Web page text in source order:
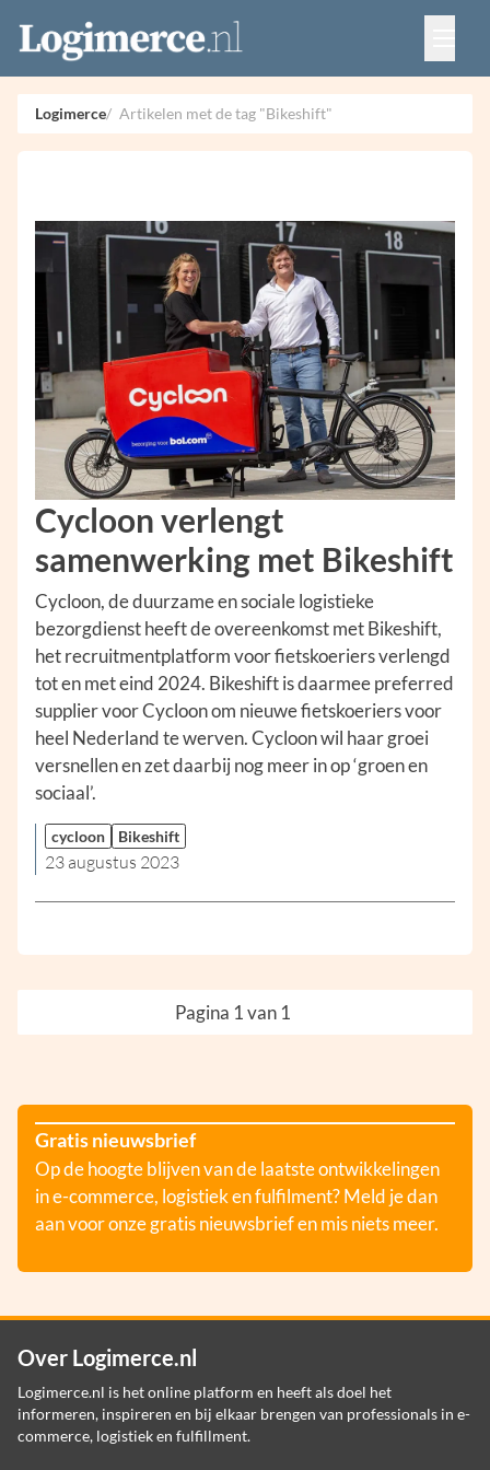
Vacatures
Events
Adverteren
Partners
Logimerce Artikelen met de tag "Bikeshift"
Cycloon verlengt
samenwerking met Bikeshift
Cycloon, de duurzame en sociale logistieke
bezorgdienst heeft de overeenkomst met Bikeshift,
het recruitmentplatform voor fietskoeriers verlengd
tot en met eind 2024. Bikeshift is daarmee preferred
supplier voor Cycloon om nieuwe fietskoeriers voor
heel Nederland te werven. Cycloon wil haar groei
versnellen en zet daarbij nog meer in op ‘groen en
sociaal’.
cycloon Bikeshift
23 augustus 2023
Pagina 1 van 1
Gratis nieuwsbrief
Op de hoogte blijven van de laatste ontwikkelingen
in e-commerce, logistiek en fulfilment? Meld je dan
aan voor onze gratis nieuwsbrief en mis niets meer.
Over Logimerce.nl
Logimerce.nl is het online platform en heeft als doel het
informeren, inspireren en bij elkaar brengen van professionals in e-
commerce, logistiek en fulfillment.